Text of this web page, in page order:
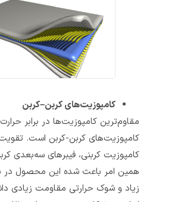
کامپوزیت‌های کربن–کربن
مقاوم‌ترین کامپوزیت­‌ها در برابر حرارت
کامپوزیت‌های کربن-کربن است. تقویت‌­کننده‌­های
کامپوزیت‌ کربنی، فیبرهای سه‌بعدی کربن هستند؛
همین امر باعث شده این محصول در برابر دمای
زیاد و شوک حرارتی مقاومت زیادی داشته باشد.